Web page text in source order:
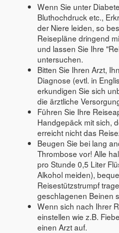
Wenn Sie unter
Bluthochdruck etc.,
der Niere leiden, so
Reisepläne dringend
und lassen Sie Ihre
untersuchen.
Bitten Sie Ihren Arzt,
Diagnose (evtl. in
erkundigen Sie sich
die ärztliche
Führen Sie Ihre
Handgepäck mit sich,
erreicht nicht das
Beugen Sie bei lang
Thrombose vor! Alle
pro Stunde 0,5 Liter
Alkohol meiden),
Reisestützstrumpf
geschlagenen Beinen
Wenn sich nach Ihrer
einstellen wie z.B.
einen Arzt auf.